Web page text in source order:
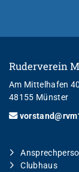
Ruderverein
Am Mittelhafen 40
48155 Münster
Clubhaus